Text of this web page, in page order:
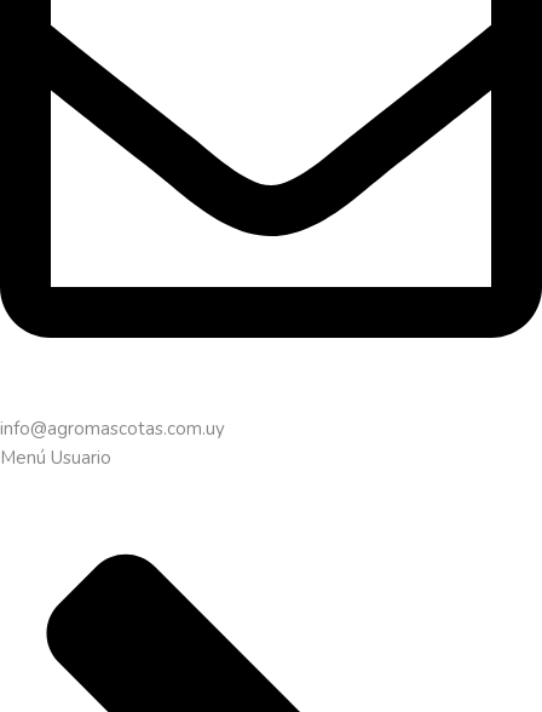
info@agromascotas.com.uy
Menú Usuario